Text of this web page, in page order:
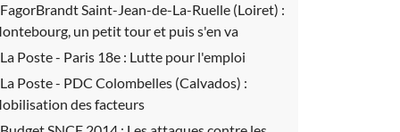
FagorBrandt Saint-Jean-de-La-Ruelle (Loiret) :
un petit tour et puis s'en va
La Poste - Paris 18e : Lutte pour l'emploi
La Poste - PDC Colombelles (Calvados) :
des facteurs